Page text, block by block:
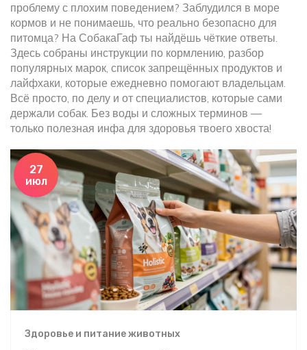
проблему с плохим поведением? Заблудился в море
кормов и не понимаешь, что реально безопасно для
питомца? На СобакаГаф ты найдёшь чёткие ответы.
Здесь собраны инструкции по кормлению, разбор
популярных марок, список запрещённых продуктов и
лайфхаки, которые ежедневно помогают владельцам.
Всё просто, по делу и от специалистов, которые сами
держали собак. Без воды и сложных терминов —
только полезная инфа для здоровья твоего хвоста!
27
июл
Здоровье и питание животных